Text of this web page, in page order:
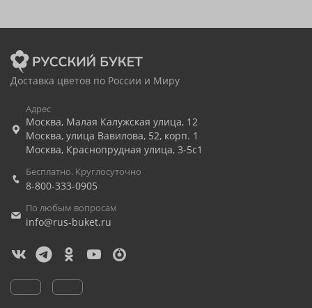
Доставка цветов по России и Миру
Адрес
Москва, Малая Калужская улица, 12
Москва, улица Вавилова, 52, корп. 1
Москва, Краснопрудная улица, 3-5с1
Бесплатно. Круглосуточно
8-800-333-0905
По любым вопросам
info@rus-buket.ru